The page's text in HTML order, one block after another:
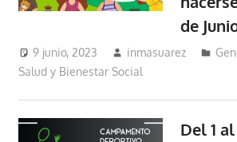
de
9 junio, 2023 inmasuarez
Salud y Bienestar Social
Del 1